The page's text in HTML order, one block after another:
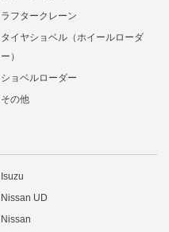
ラフタークレーン
タイヤショベル（ホイールローダ
ー）
ショベルローダー
その他
Isuzu
Nissan UD
Nissan